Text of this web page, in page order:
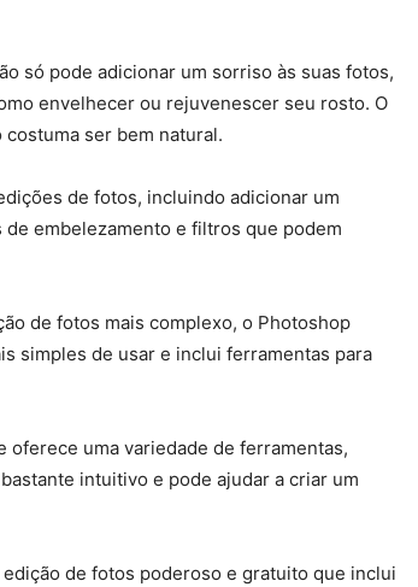
só pode adicionar um sorriso às suas fotos,
envelhecer ou rejuvenescer seu rosto. O
ser bem natural.
de fotos, incluindo adicionar um
embelezamento e filtros que podem
de fotos mais complexo, o Photoshop
simples de usar e inclui ferramentas para
uma variedade de ferramentas,
intuitivo e pode ajudar a criar um
de fotos poderoso e gratuito que inclui